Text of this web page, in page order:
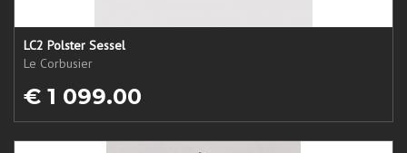
LC2 Polster Sessel
Le Corbusier
€ 1 099.00